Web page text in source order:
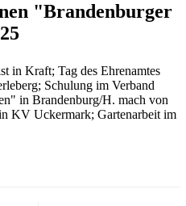
"Brandenburger
in Kraft; Tag des Ehrenamtes
Schulung im Verband
in Brandenburg/H. mach von
KV Uckermark; Gartenarbeit im